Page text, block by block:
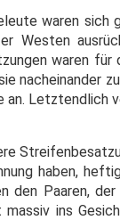
waren
Westen
waren
nacheinander
an.
haben,
den Paaren,
ins